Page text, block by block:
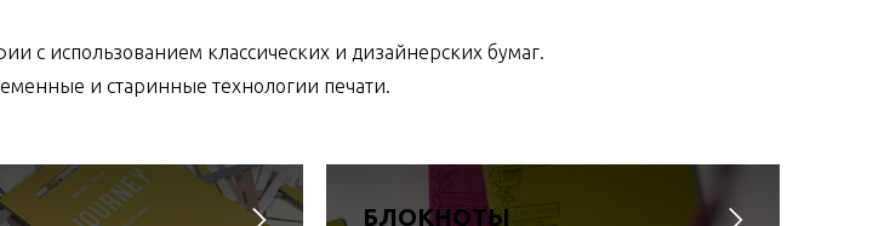
с использованием классических и дизайнерских бумаг.
и старинные технологии печати.
БЛОКНОТЫ